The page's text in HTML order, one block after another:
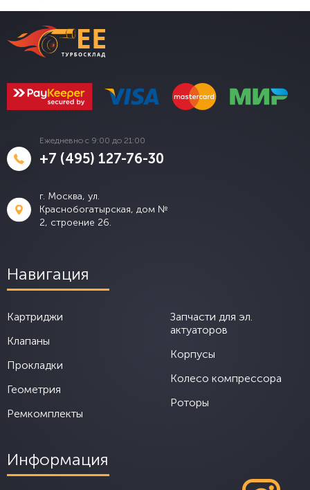
Ежедневно с 9:00 до 21:00
+7 (495) 127-76-30
г. Москва, ул.
Краснобогатырская, дом №
2, строение 26.
Навигация
Картриджи
Клапаны
Прокладки
Геометрия
Ремкомплекты
Запчасти для эл.
актуаторов
Корпусы
Колесо компрессора
Роторы
Информация